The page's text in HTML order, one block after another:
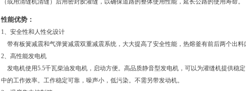
（或用清缝机清缝）后用密封胶灌缝，以确保道路的整体使用性能，延长公路的使用寿命。
性能优势：
1、安全性和人性化设计
带有板簧减震和气弹簧减震双重减震系统，大大提高了安全性能，热熔釜有前后两个出料
2、高性能发电机
发电机使用5.5千瓦柴油发电机，启动方便。高品质静音型发电机，可以为灌缝机提供稳
中的工作效率。工作稳定可靠，噪声小，低污染。不需另带发动机。